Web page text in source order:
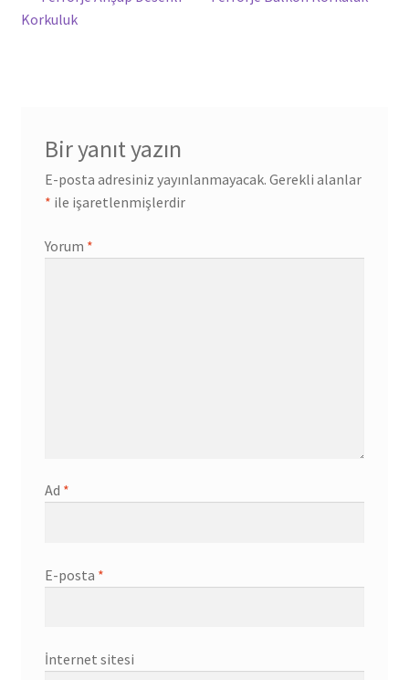
gezinmesi
yazı:
Korkuluk
Bir yanıt yazın
E-posta adresiniz yayınlanmayacak. Gerekli alanlar
* ile işaretlenmişlerdir
Yorum *
Ad *
E-posta *
İnternet sitesi